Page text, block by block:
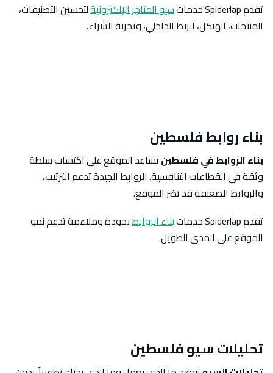
تقدم Spiderlap خدمات
سيو المتاجر الإلكترونيةلتحسين التصنيفات،
المنتجات، الهيكل، الربط الداخلي، وتجربة الشراء.
بناء روابط فلسطين
بناء الروابط في فلسطينيساعد الموقع على اكتساب سلطة
وثقة في القطاعات التنافسية. الروابط الجيدة تدعم الترتيب،
والروابط الضعيفة قد تضر الموقع.
تقدم Spiderlap خدمات
بناء الروابطبجودة وملاءمة تدعم نمو
الموقع على المدى الطويل.
تحليلات سيو فلسطين